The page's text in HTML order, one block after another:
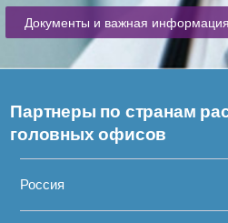
Документы и важная
Партнеры по странам
головных офисов
Россия